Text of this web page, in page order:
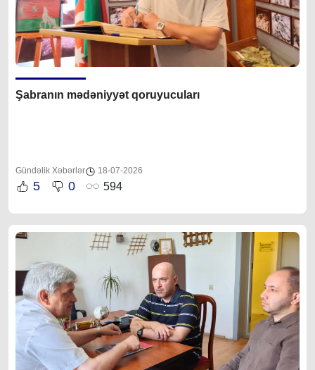
Şabranın mədəniyyət qoruyucuları
Gündəlik Xəbərlər 18-07-2026
5 0 594